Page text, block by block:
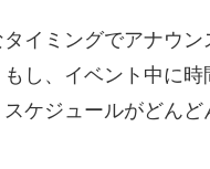
イミングでアナウ
し、イベント中に
ケジュールがどんど